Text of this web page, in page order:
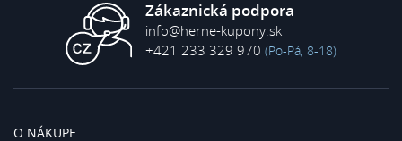
Zákaznická podpora
info@herne-kupony.sk
+421 233 329 970 (Po-Pá, 8-18)
O NÁKUPE